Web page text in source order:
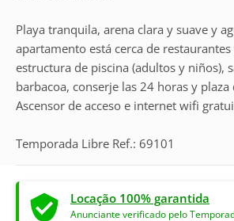
Playa tranquila, arena clara y suave y
apartamento está cerca de
estructura de piscina (adultos y niños),
barbacoa, conserje las 24 horas y
Ascensor de acceso e internet wifi
Temporada Libre Ref.: 69101
Locação 100% garantida
Anunciante verificado pelo